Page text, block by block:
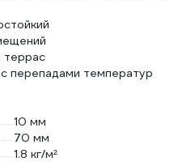
террас
перепадами температур
10 мм
70 мм
1.8 кг/м²